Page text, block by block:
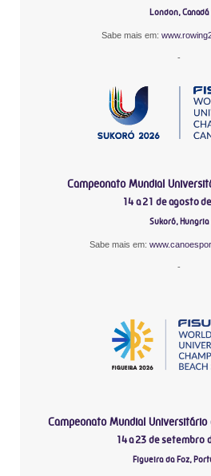
London, Canadá
Sabe mais em:
-
Campeonato Mundial
14 a 21 de agosto
Sukoró, Hungria
Sabe mais em:
-
Campeonato Mundial Universitário
14 a 23 de setembro
Figueira da Foz,